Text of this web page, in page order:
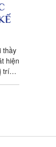
thầy
hiện
trí